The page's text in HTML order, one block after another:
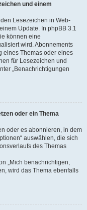
und einem
Lesezeichen in Web-
Update. In phpBB 3.1
können eine
wird. Abonnements
eines Themas oder eines
für Lesezeichen und
„Benachrichtigungen
oder ein Thema
oder es abonnieren, in dem
auswählen, die sich
des Themas
„Mich benachrichtigen,
wird das Thema ebenfalls